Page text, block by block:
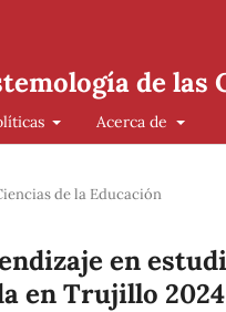
de las
Acerca de
de la Educación
en
en Trujillo 2024